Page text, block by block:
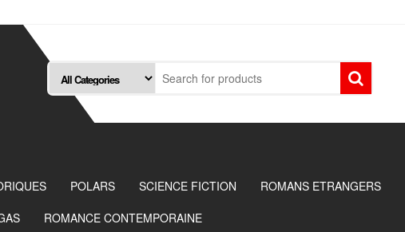
POLARS SCIENCE FICTION ROMANS ETRANGERS
ROMANCE CONTEMPORAINE